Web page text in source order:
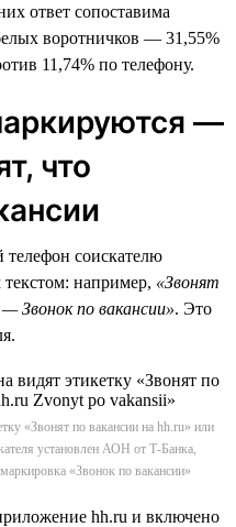
ответ сопоставима
воротничков — 31,55%
11,74% по телефону.
—
что
телефон соискателю
например, «Звонят
Звонок по вакансии». Это
«Звонят по вакансии на hh.ru» или
установлен АОН от Т-Банка,
«Звонок по вакансии»
hh.ru и включено